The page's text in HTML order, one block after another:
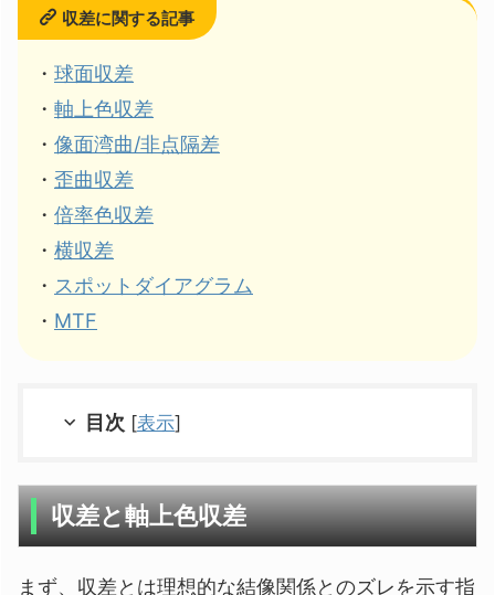
収差に関する記事
・ 球面収差
・ 軸上色収差
・ 像面湾曲/非点隔差
・ 歪曲収差
・ 倍率色収差
・ 横収差
・ スポットダイアグラム
・ MTF
目次 [表示]
収差と軸上色収差
まず、収差とは理想的な結像関係とのズレを示す指